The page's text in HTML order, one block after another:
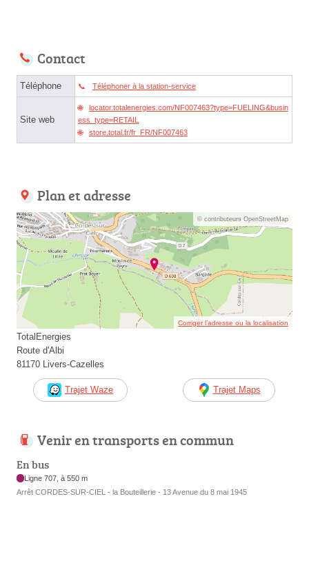
Contact
Téléphone Téléphoner à la station-service
Site web
locator.totalenergies.com/NF007463?type=FUELING&busin
ess_type=RETAIL
store.total.fr/fr_FR/NF007463
Plan et adresse
© contributeurs OpenStreetMap
Corriger l’adresse ou la localisation
TotalEnergies
Route d'Albi
81170 Livers-Cazelles
Trajet Waze Trajet Maps
Venir en transports en commun
En bus
Ligne 707, à 550 m
Arrêt CORDES-SUR-CIEL - la Bouteillerie - 13 Avenue du 8 mai 1945